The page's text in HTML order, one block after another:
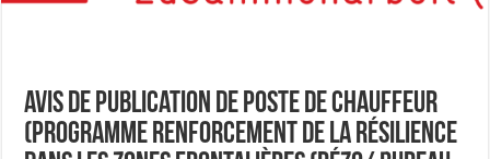
Avis de Publication de Poste de Chauffeur
(Programme Renforcement de la Résilience